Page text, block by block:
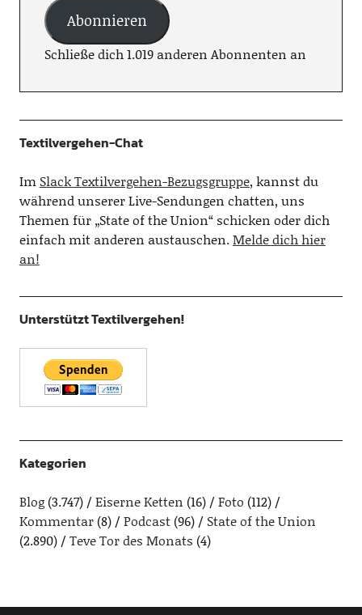
Abonnieren
Schließe dich 1.019 anderen Abonnenten an
Textilvergehen-Chat
Im Slack Textilvergehen-Bezugsgruppe, kannst du
während unserer Live-Sendungen chatten, uns
Themen für „State of the Union“ schicken oder dich
einfach mit anderen austauschen.Melde dich hier
an!
Unterstützt Textilvergehen!
Kategorien
Blog(3.747) Eiserne Ketten (16) Foto (112)
Kommentar(8) Podcast(96)
State of the Union
(2.890)
Teve Tor des Monats (4)